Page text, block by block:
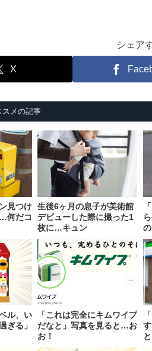
シェア
X
スメの記事
見つけ
何だコ
生後6ヶ月の息子が美術館
デビューした際に撮った1
枚に…キュン
ル、い
ぎる」
「これは完全にキムワイプ
だなと」写真を見ると…お
お！